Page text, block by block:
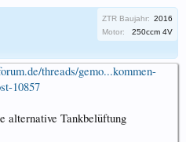
ZTR Baujahr: 2016
Motor:
250ccm 4V
threads/gemo...kommen-
10857
alternative Tankbelüftung